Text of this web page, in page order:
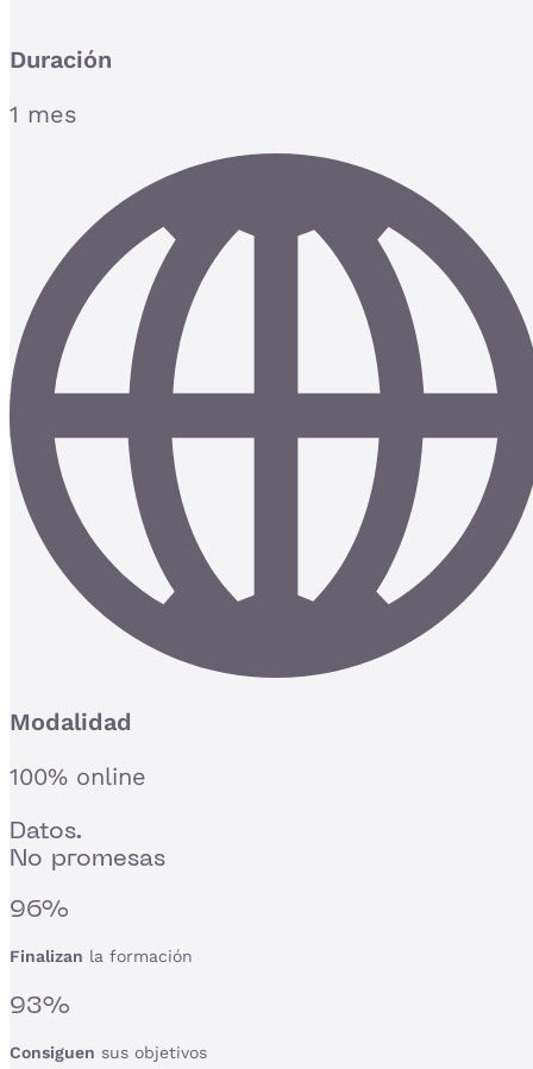
Duración
1 mes
Modalidad
100% online
Datos.
No promesas
96%
Finalizan la formación
93%
Consiguen sus objetivos